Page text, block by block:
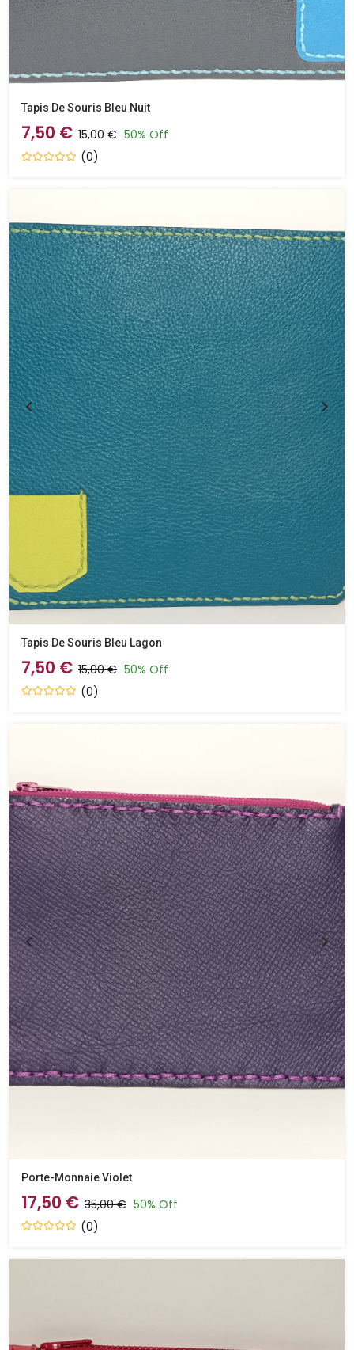
Tapis De Souris Bleu Nuit
7,50 € 15,00 € 50% Off
(0)
Tapis De Souris Bleu Lagon
7,50 € 15,00 € 50% Off
(0)
Porte-Monnaie Violet
17,50 € 35,00 € 50% Off
(0)